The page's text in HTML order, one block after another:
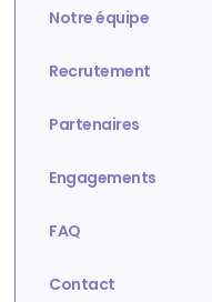
Notre équipe
Recrutement
Partenaires
Engagements
FAQ
Contact